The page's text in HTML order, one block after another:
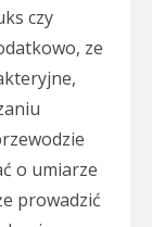
czy
ze
o umiarze
prowadzić